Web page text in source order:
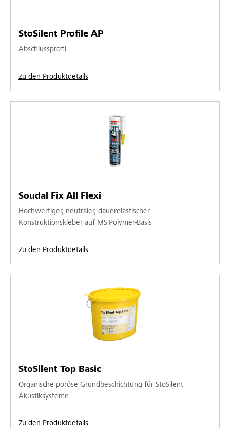
StoSilent Profile AP
Abschlussprofil
Zu den Produktdetails
Soudal Fix All Flexi
Hochwertiger, neutraler, dauerelastischer
Konstruktionskleber auf MS-Polymer-Basis
Zu den Produktdetails
StoSilent Top Basic
Organische poröse Grundbeschichtung für StoSilent
Akustiksysteme
Zu den Produktdetails